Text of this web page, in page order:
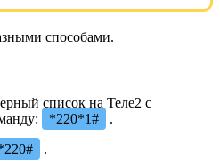
способами.
список на Теле2 с
*220*1#
.
.